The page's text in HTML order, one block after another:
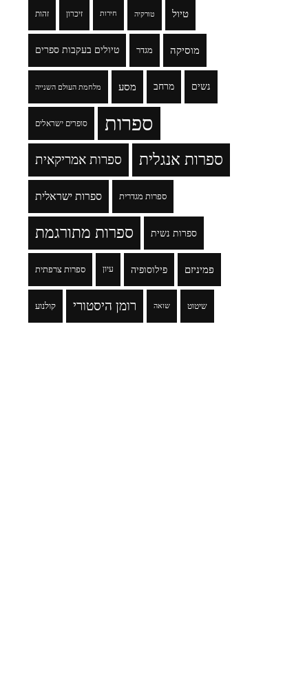
זהות זיכרון חירות טורקיה טיול
טיולים בעקבות ספרים מגדר מוסיקה
מלחמת העולם השנייה מסע מרחב נשים
סופרים ישראלים ספרות
ספרות אמריקאית ספרות אנגלית
ספרות ישראלית ספרות מגדרית
ספרות מתורגמת ספרות נשית
ספרות צרפתית עיון פילוסופיה פמיניזם
קולנוע רומן היסטורי שואה שיטוט